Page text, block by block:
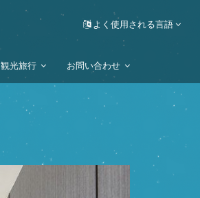
よく使用される言語
観光旅行 お問い合わせ